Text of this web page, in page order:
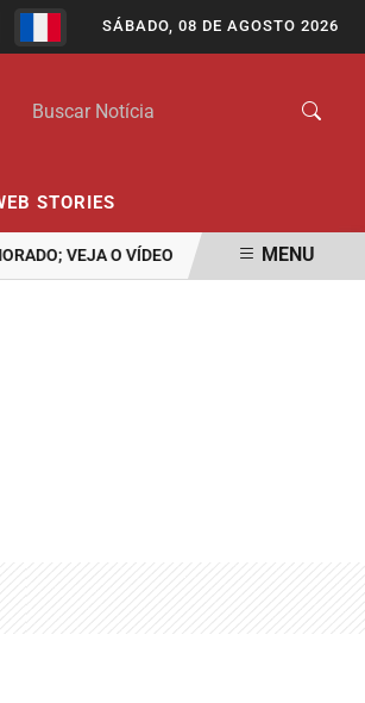
SÁBADO, 08 DE AGOSTO 2026
STORIES
VEJA O VÍDEO ASSASSINATO DEMENU